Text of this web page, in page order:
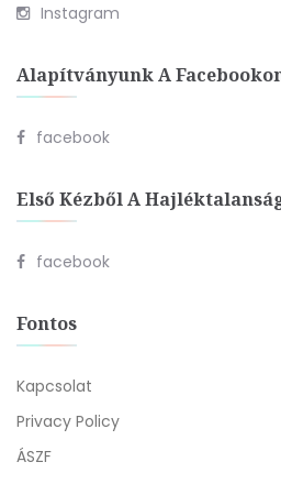
Instagram
Alapítványunk A
facebook
Első Kézből A
facebook
Fontos
Kapcsolat
Privacy Policy
ÁSZF